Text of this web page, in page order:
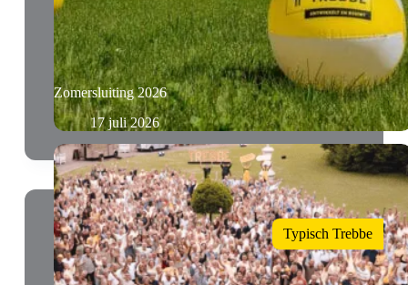
Zomersluiting 2026
17 juli 2026
Typisch Trebbe